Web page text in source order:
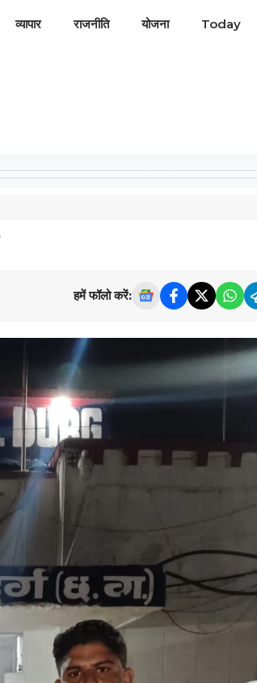
व्यापार राजनीति योजना Today
हमें फॉलो करें: